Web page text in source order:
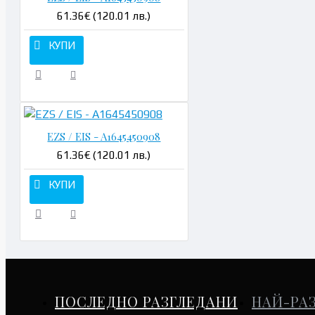
61.36€ (120.01 лв.)
КУПИ
EZS / EIS - A1645450908
61.36€ (120.01 лв.)
КУПИ
ПОСЛЕДНО РАЗГЛЕДАНИ НАЙ-